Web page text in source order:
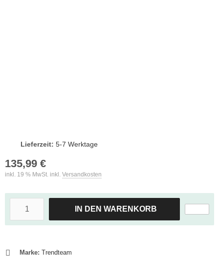
Lieferzeit: 5-7 Werktage
135,99 €
inkl. 19 % MwSt. inkl. Versandkosten
IN DEN WARENKORB
Marke: Trendteam